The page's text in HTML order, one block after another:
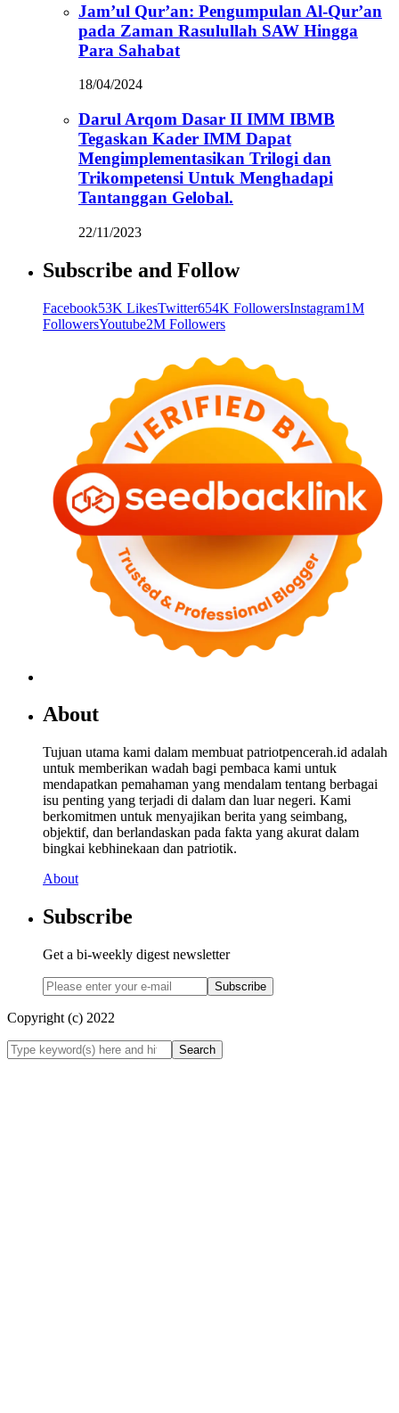
Jam’ul Qur’an: Pengumpulan Al-Qur’an
pada Zaman Rasulullah SAW Hingga
Para Sahabat
18/04/2024
Darul Arqom Dasar II IMM IBMB
Tegaskan Kader IMM Dapat
Mengimplementasikan Trilogi dan
Trikompetensi Untuk Menghadapi
Tantanggan Gelobal.
22/11/2023
Subscribe and Follow
Facebook53K LikesTwitter654K FollowersInstagram1M
FollowersYoutube2M Followers
About
Tujuan utama kami dalam membuat patriotpencerah.id adalah
untuk memberikan wadah bagi pembaca kami untuk
mendapatkan pemahaman yang mendalam tentang berbagai
isu penting yang terjadi di dalam dan luar negeri. Kami
berkomitmen untuk menyajikan berita yang seimbang,
objektif, dan berlandaskan pada fakta yang akurat dalam
bingkai kebhinekaan dan patriotik.
About
Subscribe
Get a bi-weekly digest newsletter
Subscribe
Copyright (c) 2022